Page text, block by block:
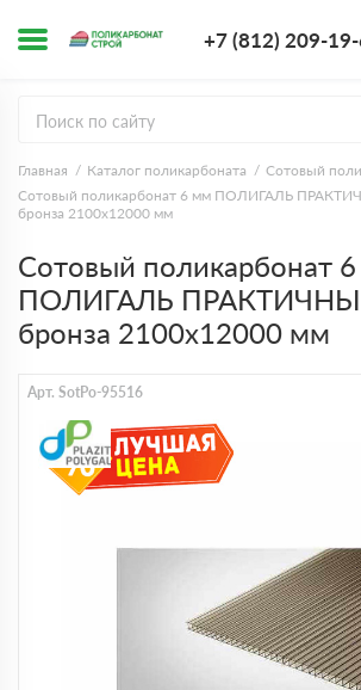
+7 (812) 209-
Главная Каталог поликарбоната
Сотовый
Сотовый поликарбонат 6 мм ПОЛИГАЛЬ
бронза 2100х12000 мм
Сотовый поликарбонат
ПОЛИГАЛЬ
бронза 2100х12000 мм
Арт. SotPo-95516